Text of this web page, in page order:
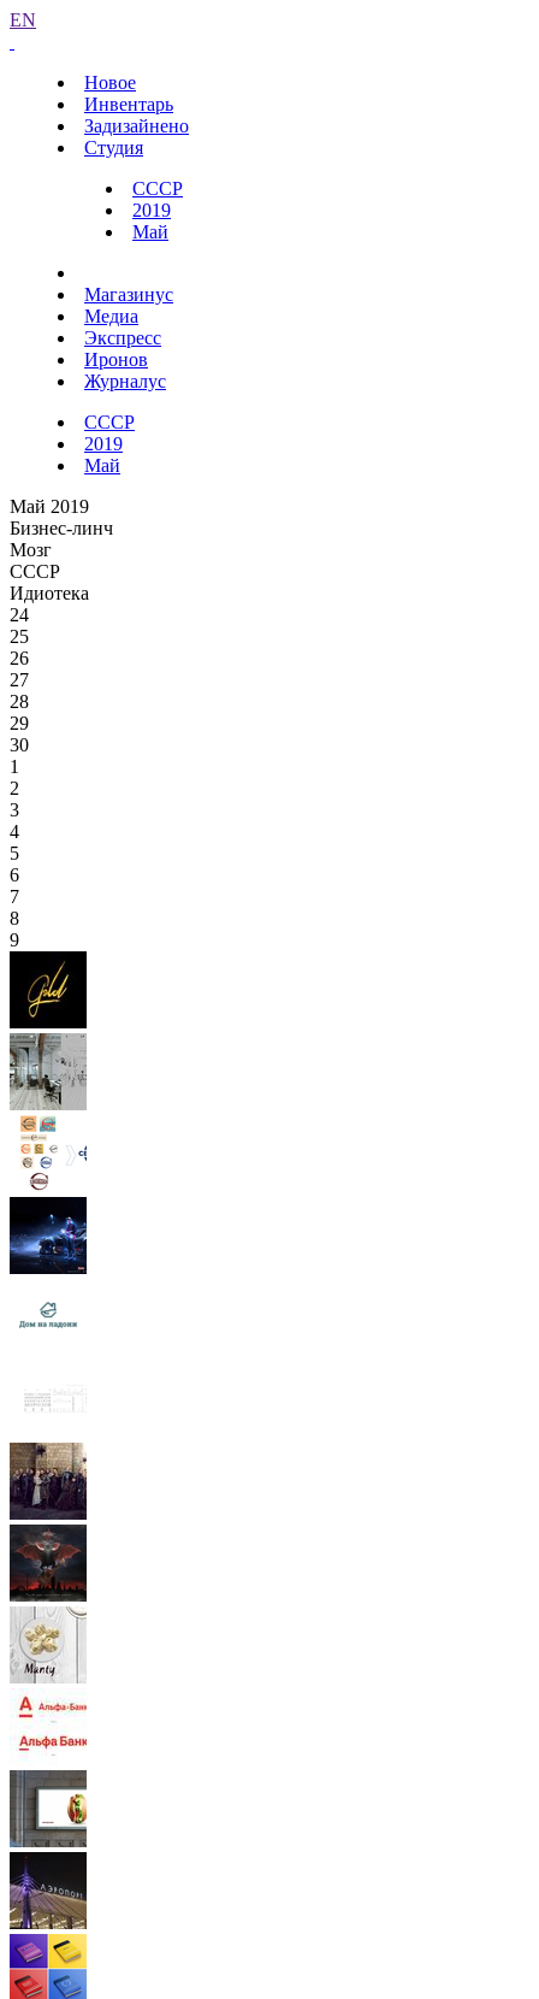
EN
Новое
Инвентарь
Задизайнено
Студия
СССР
2019
Май
Магазинус
Медиа
Экспресс
Иронов
Журналус
СССР
2019
Май
Май 2019
Бизнес-линч
Мозг
СССР
Идиотека
24
25
26
27
28
29
30
1
2
3
4
5
6
7
8
9